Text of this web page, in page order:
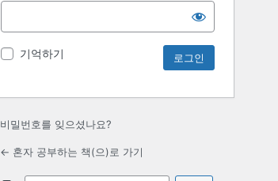
기억하기
비밀번호를 잊으셨나요?
← 혼자 공부하는 책(으)로 가기